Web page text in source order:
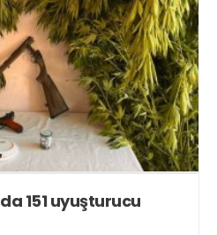
151 uyuşturucu